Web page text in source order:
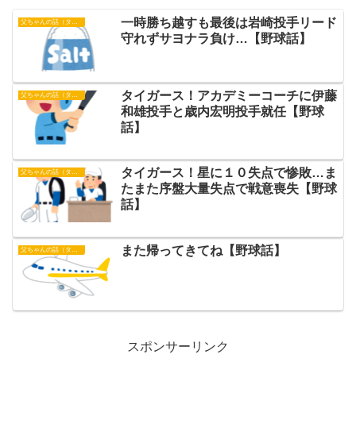
父ちゃんの話（タイガース）
一時勝ち越すも最後は岩崎投手リード
守れずサヨナラ負け…【野球話】
父ちゃんの話（タイガース）
タイガース！アカデミーコーチに伊藤
和雄投手と歳内宏明投手就任【野球
話】
父ちゃんの話（タイガース）
タイガース！星に１０失点で惨敗…ま
たまた序盤大量失点で戦意喪失【野球
話】
父ちゃんの話（タイガース） また帰ってきてね【野球話】
スポンサーリンク